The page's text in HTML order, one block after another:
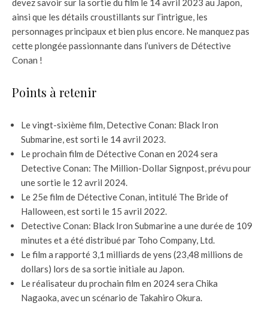
devez savoir sur la sortie du film le 14 avril 2023 au Japon,
ainsi que les détails croustillants sur l’intrigue, les
personnages principaux et bien plus encore. Ne manquez pas
cette plongée passionnante dans l’univers de Détective
Conan !
Points à retenir
Le vingt-sixième film, Detective Conan: Black Iron
Submarine, est sorti le 14 avril 2023.
Le prochain film de Détective Conan en 2024 sera
Detective Conan: The Million-Dollar Signpost, prévu pour
une sortie le 12 avril 2024.
Le 25e film de Détective Conan, intitulé The Bride of
Halloween, est sorti le 15 avril 2022.
Detective Conan: Black Iron Submarine a une durée de 109
minutes et a été distribué par Toho Company, Ltd.
Le film a rapporté 3,1 milliards de yens (23,48 millions de
dollars) lors de sa sortie initiale au Japon.
Le réalisateur du prochain film en 2024 sera Chika
Nagaoka, avec un scénario de Takahiro Okura.